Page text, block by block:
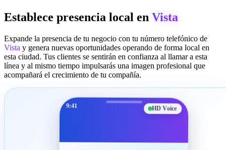
Establece presencia local en Vista
Expande la presencia de tu negocio con tu número telefónico de
Vista y genera nuevas oportunidades operando de forma local en
esta ciudad. Tus clientes se sentirán en confianza al llamar a esta
línea y al mismo tiempo impulsarás una imagen profesional que
acompañará el crecimiento de tu compañía.
9:41 HD Voice